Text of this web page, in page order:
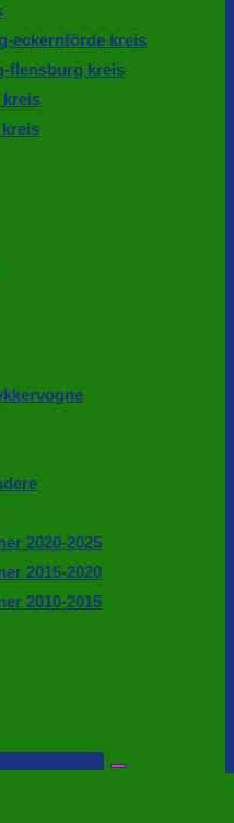
eckernförde kreis
flensburg kreis
kreis
2020-2025
2015-2020
2010-2015